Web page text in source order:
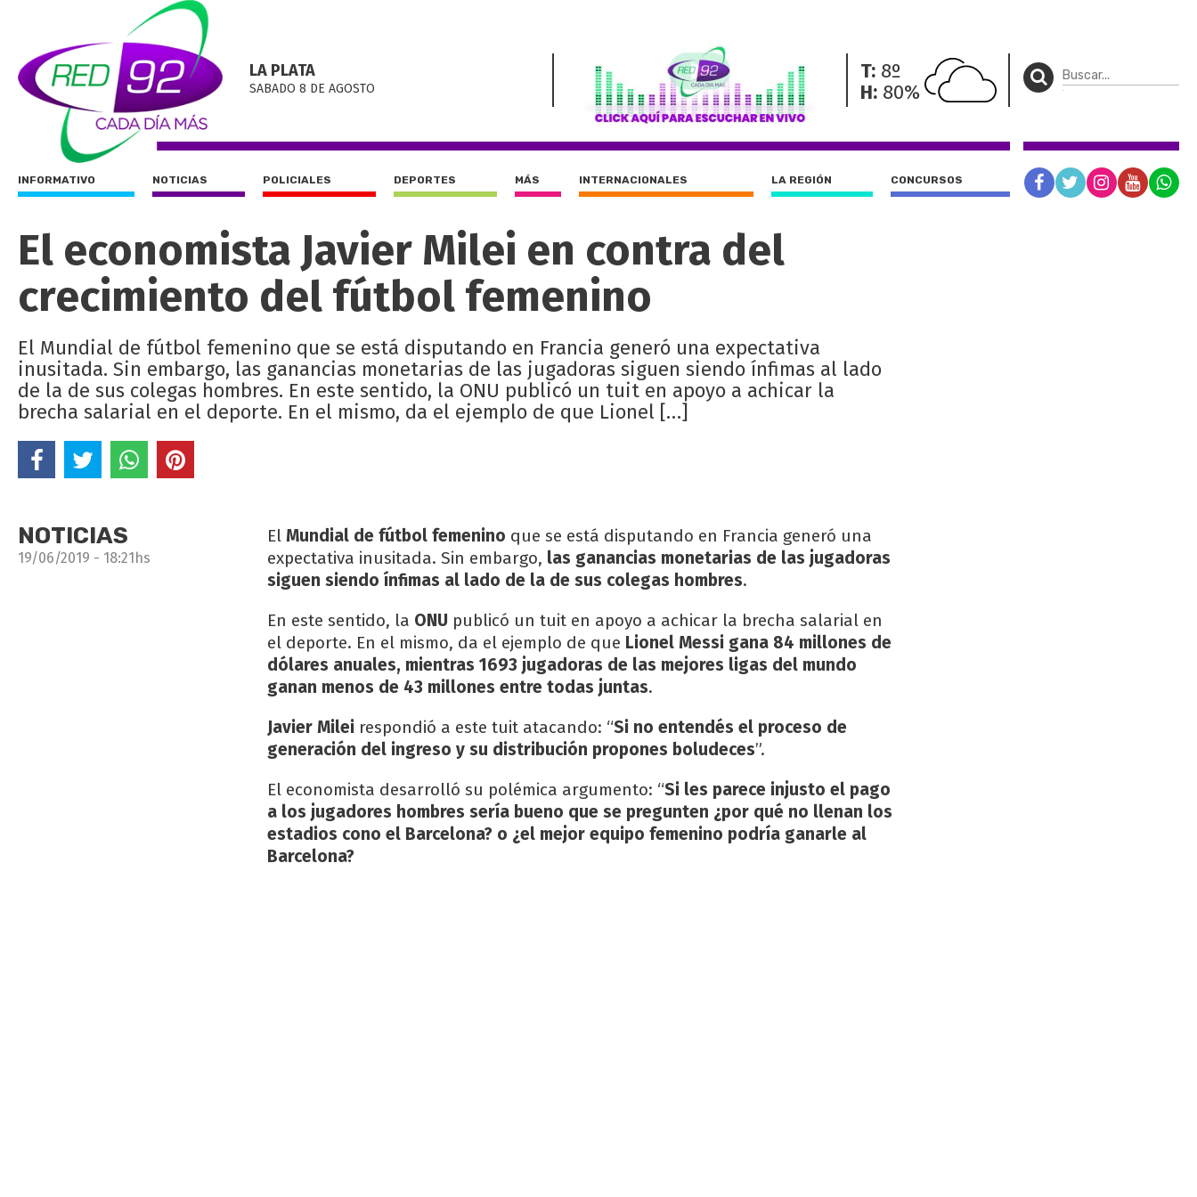
LA PLATA
SABADO 8 DE AGOSTO
T: 8º
H: 80%
INFORMATIVO NOTICIAS POLICIALES DEPORTES MÁS INTERNACIONALES LA REGIÓN CONCURSOS
El economista Javier Milei en contra del
crecimiento del fútbol femenino
El Mundial de fútbol femenino que se está disputando en Francia generó una expectativa
inusitada. Sin embargo, las ganancias monetarias de las jugadoras siguen siendo ínfimas al lado
de la de sus colegas hombres. En este sentido, la ONU publicó un tuit en apoyo a achicar la
brecha salarial en el deporte. En el mismo, da el ejemplo de que Lionel […]
NOTICIAS
19/06/2019 - 18:21hs
El Mundial de fútbol femenino que se está disputando en Francia generó una
expectativa inusitada. Sin embargo, las ganancias monetarias de las jugadoras
siguen siendo ínfimas al lado de la de sus colegas hombres.
En este sentido, la ONU publicó un tuit en apoyo a achicar la brecha salarial en
el deporte. En el mismo, da el ejemplo de que Lionel Messi gana 84 millones de
dólares anuales, mientras 1693 jugadoras de las mejores ligas del mundo
ganan menos de 43 millones entre todas juntas.
Javier Milei respondió a este tuit atacando: “Si no entendés el proceso de
generación del ingreso y su distribución propones boludeces”.
El economista desarrolló su polémica argumento: “Si les parece injusto el pago
a los jugadores hombres sería bueno que se pregunten ¿por qué no llenan los
estadios cono el Barcelona? o ¿el mejor equipo femenino podría ganarle al
Barcelona?